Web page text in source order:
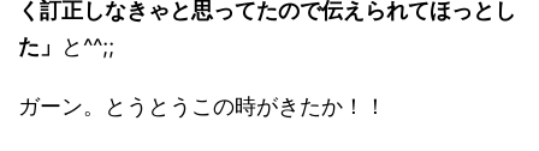
く訂正しなきゃと思ってたので伝えられてほっとし
た」
と^^;;
ガーン。とうとうこの時がきたか！！